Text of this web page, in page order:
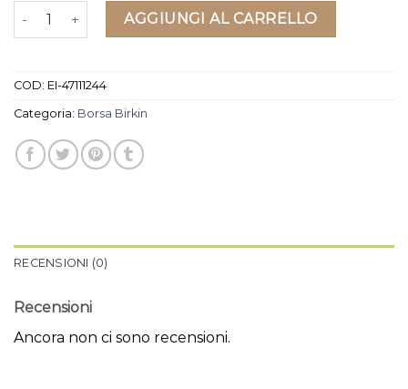
borsa birkin quantitàAGGIUNGI AL CARRELLO
COD: EI-47111244
Categoria: Borsa Birkin
RECENSIONI (0)
Recensioni
Ancora non ci sono recensioni.